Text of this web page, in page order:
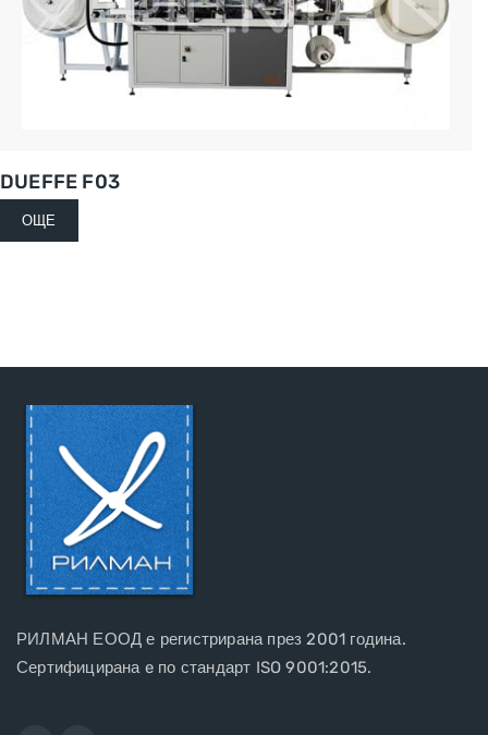
DUEFFE F03
ОЩЕ
РИЛМАН ЕООД е регистрирана през 2001 година.
Сертифицирана e по стандарт ISO 9001:2015.